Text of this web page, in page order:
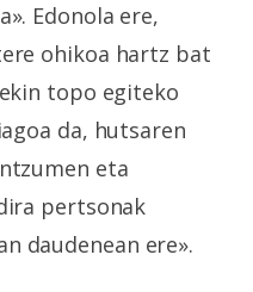
Edonola ere,
ohikoa hartz bat
topo egiteko
da, hutsaren
eta
pertsonak
daudenean ere».